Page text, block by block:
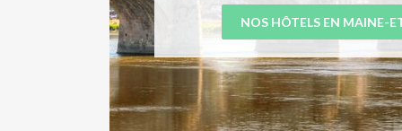
NOS HÔTELS EN MAINE-